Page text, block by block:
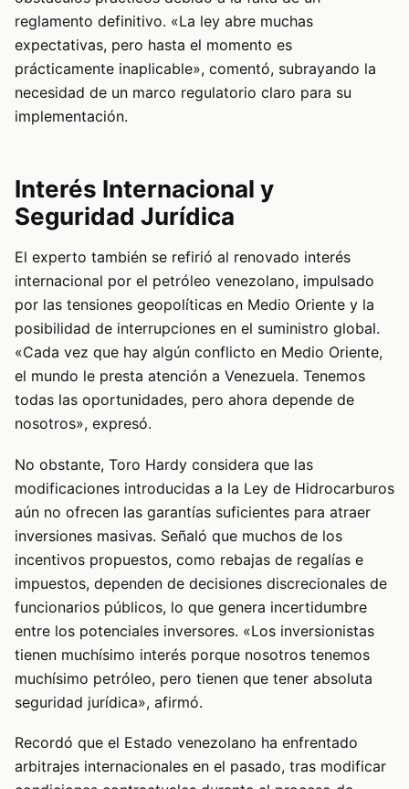
reglamento definitivo. «La ley abre muchas
expectativas, pero hasta el momento es
prácticamente inaplicable», comentó, subrayando la
necesidad de un marco regulatorio claro para su
implementación.
Interés Internacional y
Seguridad Jurídica
El experto también se refirió al renovado interés
internacional por el petróleo venezolano, impulsado
por las tensiones geopolíticas en Medio Oriente y la
posibilidad de interrupciones en el suministro global.
«Cada vez que hay algún conflicto en Medio Oriente,
el mundo le presta atención a Venezuela. Tenemos
todas las oportunidades, pero ahora depende de
nosotros», expresó.
No obstante, Toro Hardy considera que las
modificaciones introducidas a la Ley de Hidrocarburos
aún no ofrecen las garantías suficientes para atraer
inversiones masivas. Señaló que muchos de los
incentivos propuestos, como rebajas de regalías e
impuestos, dependen de decisiones discrecionales de
funcionarios públicos, lo que genera incertidumbre
entre los potenciales inversores. «Los inversionistas
tienen muchísimo interés porque nosotros tenemos
muchísimo petróleo, pero tienen que tener absoluta
seguridad jurídica», afirmó.
Recordó que el Estado venezolano ha enfrentado
arbitrajes internacionales en el pasado, tras modificar